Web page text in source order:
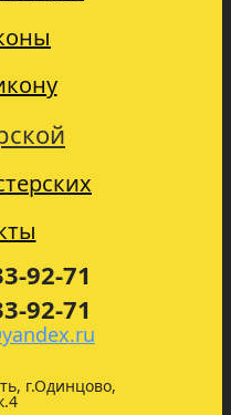
92-71
92-71
г.Одинцово,